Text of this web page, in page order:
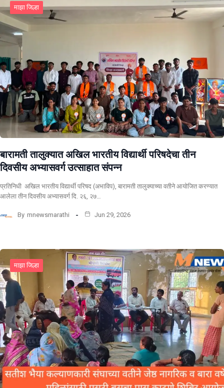
माझा जिल्हा
बारामती तालुक्यात अखिल भारतीय विद्यार्थी परिषदेचा तीन
दिवसीय अभ्यासवर्ग उत्साहात संपन्न
प्रतिनिधी अखिल भारतीय विद्यार्थी परिषद (अभाविप), बारामती तालुक्याच्या वतीने आयोजित करण्यात
आलेला तीन दिवसीय अभ्यासवर्ग दि. २६, २७…
By mnewsmarathi Jun 29, 2026
माझा जिल्हा